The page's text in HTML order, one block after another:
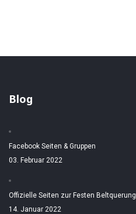
Blog
Facebook Seiten & Gruppen
03. Februar 2022
Offizielle Seiten zur Festen Beltquerung
14. Januar 2022